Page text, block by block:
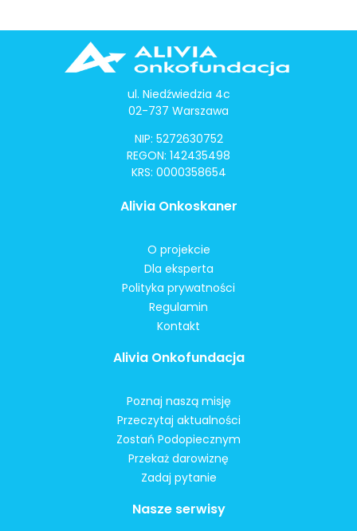
ul. Niedźwiedzia 4c
02-737 Warszawa
NIP: 5272630752
REGON: 142435498
KRS: 0000358654
Alivia Onkoskaner
O projekcie
Dla eksperta
Polityka prywatności
Regulamin
Kontakt
Alivia Onkofundacja
Poznaj naszą misję
Przeczytaj aktualności
Zostań Podopiecznym
Przekaż darowiznę
Zadaj pytanie
Nasze serwisy